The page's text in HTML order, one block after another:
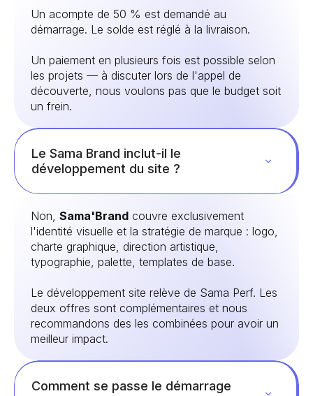
Un acompte de 50 % est demandé au
démarrage. Le solde est réglé à la livraison.
Un paiement en plusieurs fois est possible selon
les projets — à discuter lors de l'appel de
découverte, nous voulons pas que le budget soit
un frein.
Le Sama Brand inclut-il le
développement du site ?
Non, Sama'Brand couvre exclusivement
l'identité visuelle et la stratégie de marque : logo,
charte graphique, direction artistique,
typographie, palette, templates de base.
Le développement site relève de Sama Perf. Les
deux offres sont complémentaires et nous
recommandons des les combinées pour avoir un
meilleur impact.
Comment se passe le démarrage